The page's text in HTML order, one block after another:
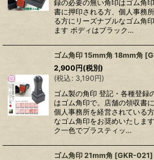
録の必要の無い角印はゴム角
書に押印される方、個人事務
る方にリーズナブルなゴム角
ます ボディはブラック…
ゴム角印 15mm角 18mm角 [
2,900円(税別)
(税込: 3,190円)
ゴム製の角印 登記・各種登録
はゴム角印で。店舗の領収書
個人事務所を経営されている
なゴム角印をお奨めいたしま
ク一色でプラスティッ…
ゴム角印 21mm角 [GKR-021]